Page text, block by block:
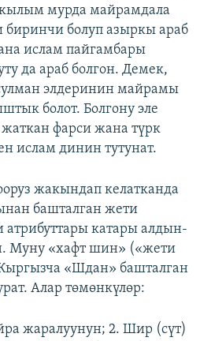
мурда майрамдала
болуп азыркы араб
ислам пайгамбары
да араб болгон. Демек,
элдеринин майрамы
болот. Болгону эле
фарси жана түрк
ислам динин тутунат.
жакындап келатканда
башталган жети
атрибуттары катары алдын-
Муну «хафт шин» («жети
«Шдан» башталган
Алар төмөнкүлөр:
жаралуунун; 2. Шир (сүт)